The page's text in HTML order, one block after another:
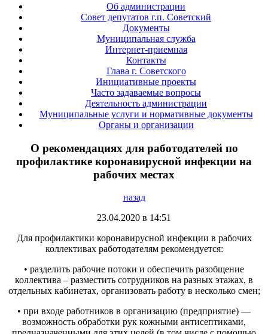
Об администрации
Совет депутатов г.п. Советский
Документы
Муниципальная служба
Интернет-приемная
Контакты
Глава г. Советского
Инициативные проекты
Часто задаваемые вопросы
Деятельность администрации
Муниципальные услуги и нормативные документы
Органы и организации
О рекомендациях для работодателей по
профилактике коронавирусной инфекции на
рабочих местах
назад
23.04.2020 в 14:51
Для профилактики коронавирусной инфекции в рабочих
коллективах работодателям рекомендуется:
• разделить рабочие потоки и обеспечить разобщение
коллектива – разместить сотрудников на разных этажах, в
отдельных кабинетах, организовать работу в несколько смен;
• при входе работников в организацию (предприятие) —
возможность обработки рук кожными антисептиками,